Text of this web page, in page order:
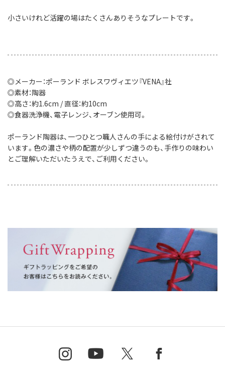
小さいけれど活躍の場はたくさんありそうなプレートです。
◎メーカー：ポーランド ボレスワヴィエツ『VENA』社
◎素材：陶器
◎高さ：約1.6cm / 直径：約10cm
◎食器洗浄機、電子レンジ、オーブン使用可。
ポーランド陶器は、一つひとつ職人さんの手による絵付けがされて
います。色の濃さや柄の配置が少しずつ違うのも、手作りの味わい
とご理解いただいたうえで、ご利用ください。